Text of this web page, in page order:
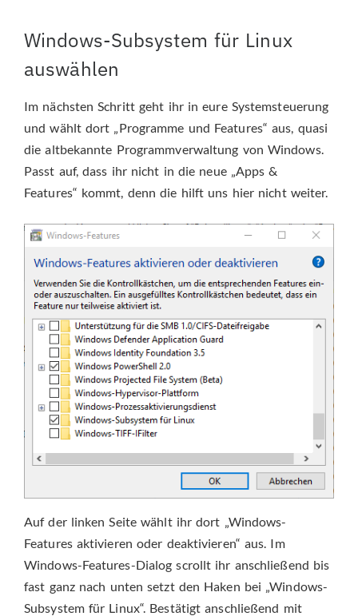
Windows-Subsystem für Linux
auswählen
Im nächsten Schritt geht ihr in eure Systemsteuerung
und wählt dort „Programme und Features“ aus, quasi
die altbekannte Programmverwaltung von Windows.
Passt auf, dass ihr nicht in die neue „Apps &
Features“ kommt, denn die hilft uns hier nicht weiter.
Auf der linken Seite wählt ihr dort „Windows-
Features aktivieren oder deaktivieren“ aus. Im
Windows-Features-Dialog scrollt ihr anschließend bis
fast ganz nach unten setzt den Haken bei „Windows-
Subsystem für Linux“. Bestätigt anschließend mit